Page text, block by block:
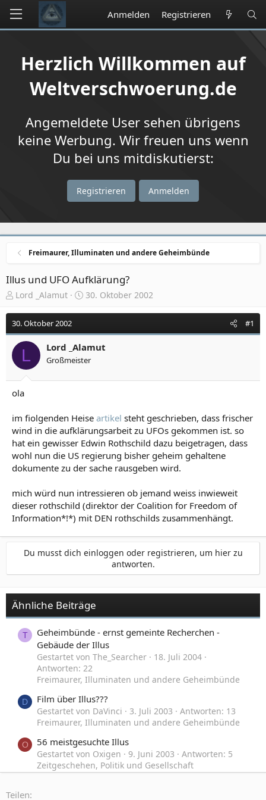
Anmelden Registrieren
Herzlich Willkommen auf
Weltverschwoerung.de
Angemeldete User sehen übrigens
keine Werbung. Wir freuen uns wenn
Du bei uns mitdiskutierst:
Registrieren Anmelden
Freimaurer, Illuminaten und andere Geheimbünde
Illus und UFO Aufklärung?
E
s
t
l
r
Lord _Alamut
E
s
l
l
a
30. Oktober 2002
30. Oktober 2002 #1
L Lord _Alamut
Großmeister
ola
im fiolgenden Heise artikel steht geschrieben, dass frischer
wind in die aufklärungsarbeit zu UFOs gekommen ist. so
hat ein gewisser Edwin Rothschild dazu beigetragen, dass
wohl nun die US regierung bisher geheim gehaltene
dokumente zu der sache rausgeben wird.
mich würd nun intressieren ob jemand weiss inwieweit
dieser rothschild (direktor der Coalition for Freedom of
Information*!*) mit DEN rothschilds zusammenhängt.
Du musst dich einloggen oder registrieren, um hier zu
antworten.
Ähnliche Beiträge
T
Geheimbünde - ernst gemeinte Recherchen -
Gebäude der Illus
Gestartet von The_Searcher
18. Juli 2004
Antworten: 22
Freimaurer, Illuminaten und andere Geheimbünde
D Film über Illus???
Gestartet von DaVinci 3. Juli 2003
Antworten: 13
Freimaurer, Illuminaten und andere Geheimbünde
O 56 meistgesuchte Illus
Gestartet von Oxigen 9. Juni 2003
Antworten: 5
Zeitgeschehen, Politik und Gesellschaft
Teilen: